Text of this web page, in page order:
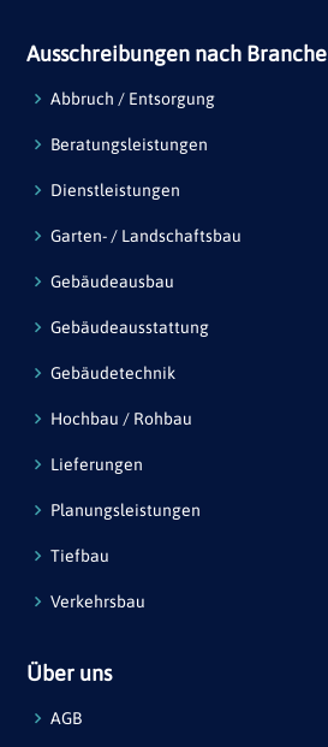
Ausschreibungen nach Branche
Abbruch / Entsorgung
Beratungsleistungen
Dienstleistungen
Garten- / Landschaftsbau
Gebäudeausbau
Gebäudeausstattung
Gebäudetechnik
Hochbau / Rohbau
Lieferungen
Planungsleistungen
Tiefbau
Verkehrsbau
Über uns
AGB